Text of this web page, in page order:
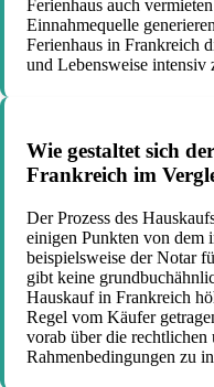
Ferienhaus auch
Einnahmequelle
Ferienhaus in Frankreich
und Lebensweise intensiv
Wie gestaltet sich
Frankreich im
Der Prozess des
einigen Punkten von dem
beispielsweise der Notar
gibt keine
Hauskauf in Frankreich
Regel vom Käufer
vorab über die rechtlichen
Rahmenbedingungen zu